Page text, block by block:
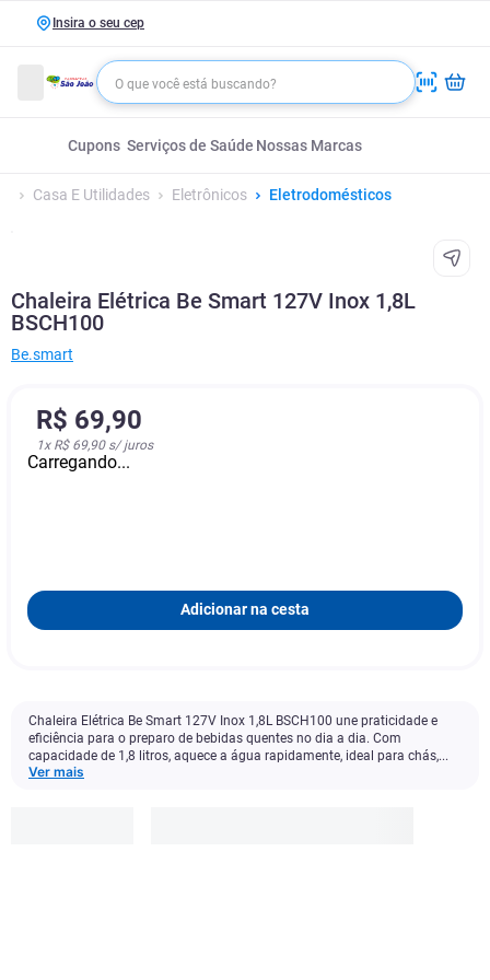
Insira o seu cep
Cupons Serviços de Saúde Nossas Marcas
Casa E Utilidades Eletrônicos Eletrodomésticos
Chaleira Elétrica Be Smart 127V Inox 1,8L
BSCH100
Be.smart
R$ 69,90
1x R$ 69,90s/ juros
Carregando...
Adicionar na cesta
Chaleira Elétrica Be Smart 127V Inox 1,8L BSCH100 une praticidade e
eficiência para o preparo de bebidas quentes no dia a dia. Com
capacidade de 1,8 litros, aquece a água rapidamente, ideal para chás,...
Ver mais